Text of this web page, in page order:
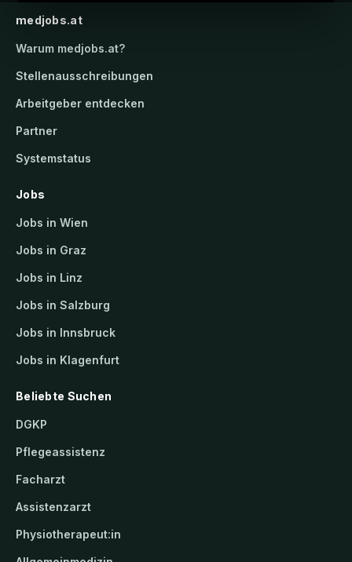
medjobs.at
Warum medjobs.at?
Stellenausschreibungen
Arbeitgeber entdecken
Partner
Systemstatus
Jobs
Jobs in Wien
Jobs in Graz
Jobs in Linz
Jobs in Salzburg
Jobs in Innsbruck
Jobs in Klagenfurt
Beliebte Suchen
DGKP
Pflegeassistenz
Facharzt
Assistenzarzt
Physiotherapeut:in